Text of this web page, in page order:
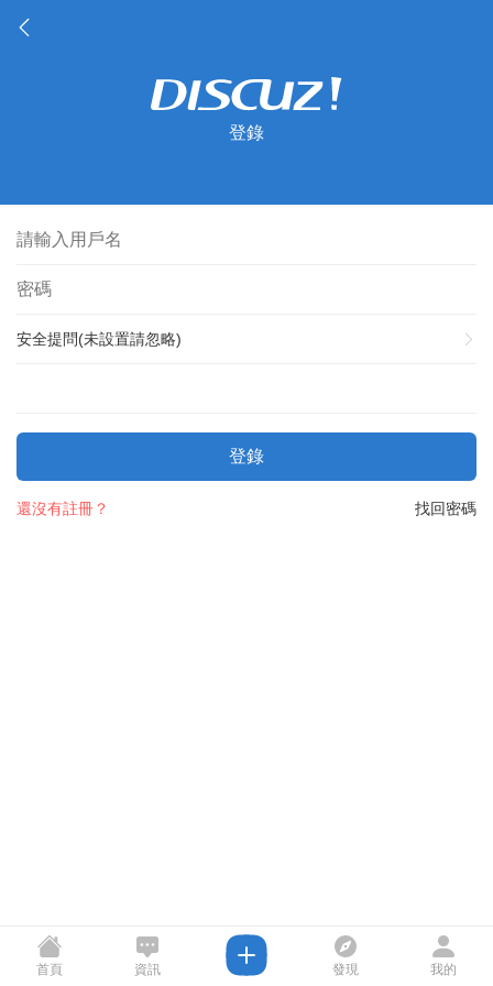
登錄
安全提問(未設置請忽略)
登錄
找回密碼
還沒有註冊？
首頁 資訊 發現 我的